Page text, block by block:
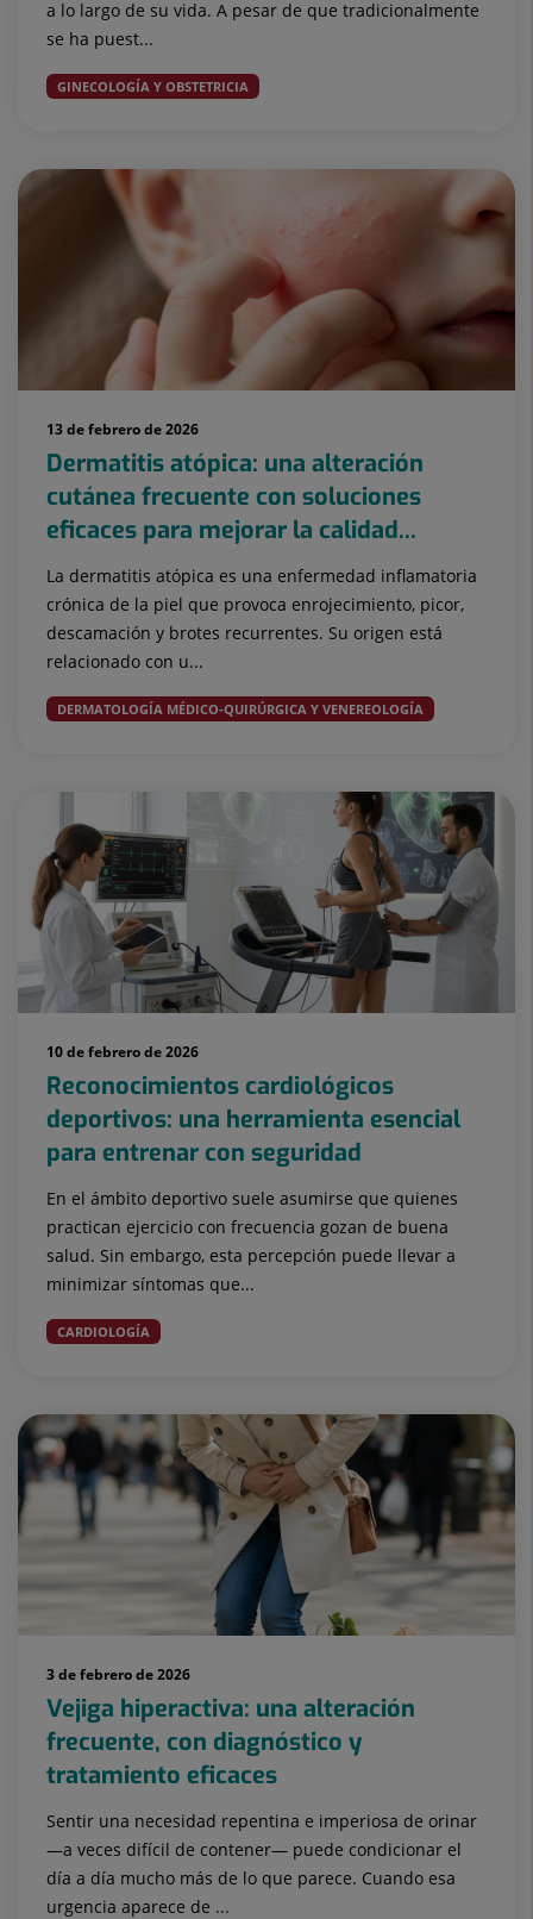
a lo largo de su vida. A pesar de que tradicionalmente
se ha puest...
GINECOLOGÍA Y OBSTETRICIA
13 de febrero de 2026
Dermatitis atópica: una alteración
cutánea frecuente con soluciones
eficaces para mejorar la calidad...
La dermatitis atópica es una enfermedad inflamatoria
crónica de la piel que provoca enrojecimiento, picor,
descamación y brotes recurrentes. Su origen está
relacionado con u...
DERMATOLOGÍA MÉDICO-QUIRÚRGICA Y VENEREOLOGÍA
10 de febrero de 2026
Reconocimientos cardiológicos
deportivos: una herramienta esencial
para entrenar con seguridad
En el ámbito deportivo suele asumirse que quienes
practican ejercicio con frecuencia gozan de buena
salud. Sin embargo, esta percepción puede llevar a
minimizar síntomas que...
CARDIOLOGÍA
3 de febrero de 2026
Vejiga hiperactiva: una alteración
frecuente, con diagnóstico y
tratamiento eficaces
Sentir una necesidad repentina e imperiosa de orinar
—a veces difícil de contener— puede condicionar el
día a día mucho más de lo que parece. Cuando esa
urgencia aparece de ...